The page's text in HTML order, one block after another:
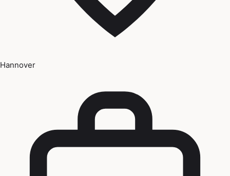
Hannover